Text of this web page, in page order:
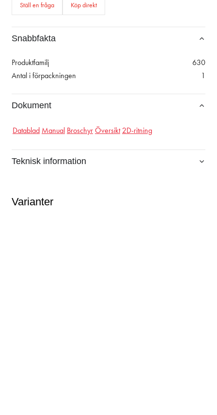
Ställ en fråga Köp direkt
Snabbfakta
Produktfamilj
630
Antal i förpackningen
1
Dokument
Datablad Manual Broschyr Översikt 2D-ritning
Teknisk information
Varianter